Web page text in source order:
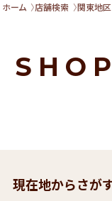
ホーム 店舗検索 関東地区
現在地からさが